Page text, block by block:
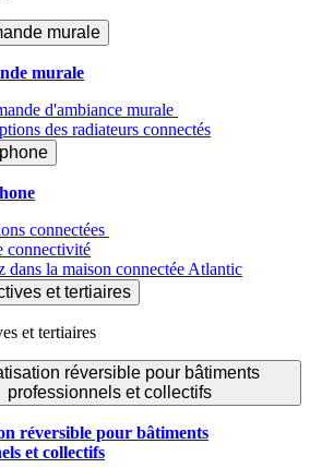
murale
murale
d'ambiance murale
des radiateurs connectés
connectées
connectivité
dans la maison connectée Atlantic
et tertiaires
et tertiaires
réversible pour bâtiments
professionnels et collectifs
réversible pour bâtiments
et collectifs